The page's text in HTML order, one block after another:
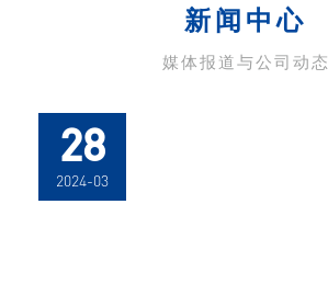
新闻中心
媒体报道与公司动态
28
2024-03